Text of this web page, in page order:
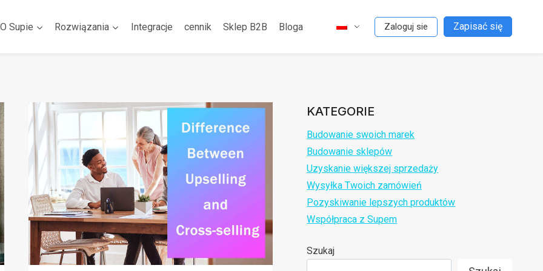
O Supie Rozwiązania Integracje cennik Sklep B2B Bloga Zaloguj sie Zapisać się
KATEGORIE
Budowanie swoich marek
Budowanie sklepów
Uzyskanie większej sprzedaży
Wysyłka Twoich zamówień
Pozyskiwanie lepszych produktów
Współpraca z Supem
Szukaj